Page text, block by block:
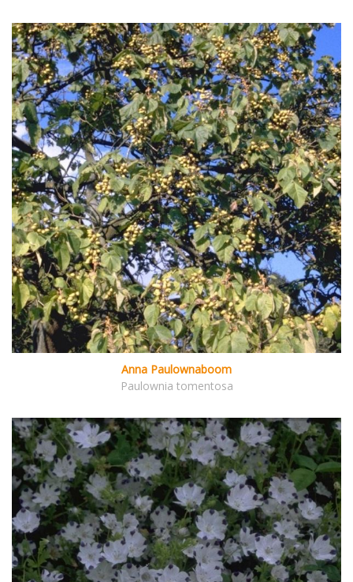
Anna Paulownaboom
Paulownia tomentosa